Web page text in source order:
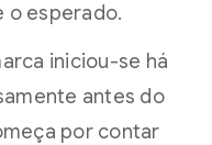
o esperado.
iniciou-se há
antes do
por contar